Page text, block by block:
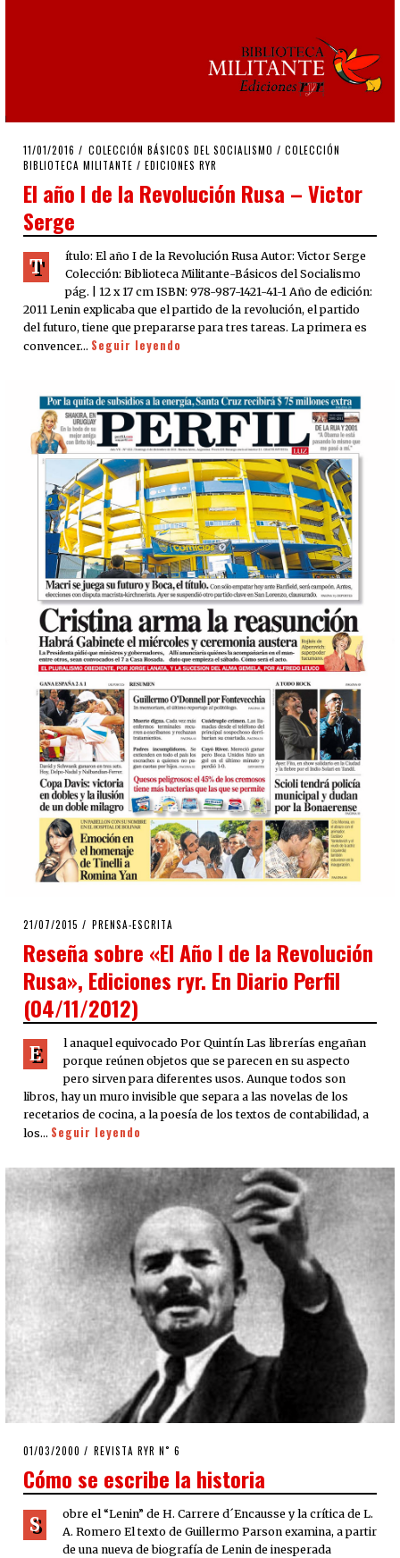
POSTED
ON
11/01/2016 16/11/2019
COLECCIÓN BÁSICOS DEL SOCIALISMO / COLECCIÓN
BIBLIOTECA MILITANTE / EDICIONES RYR
El año I de la Revolución Rusa – Victor
Serge
T
ítulo: El año I de la Revolución Rusa Autor: Victor Serge
Colección: Biblioteca Militante-Básicos del Socialismo
pág. | 12 x 17 cm ISBN: 978-987-1421-41-1 Año de edición:
2011 Lenin explicaba que el partido de la revolución, el partido
del futuro, tiene que prepararse para tres tareas. La primera es
convencer… Seguir leyendo
POSTED
21/07/2015 PRENSA-ESCRITA
Reseña sobre «El Año I de la Revolución
Rusa», Ediciones ryr. En Diario Perfil
(04/11/2012)
E
l anaquel equivocado Por Quintín Las librerías engañan
porque reúnen objetos que se parecen en su aspecto
pero sirven para diferentes usos. Aunque todos son
libros, hay un muro invisible que separa a las novelas de los
recetarios de cocina, a la poesía de los textos de contabilidad, a
los… Seguir leyendo
POSTED
01/03/2000 02/04/2020
REVISTA RYR N˚ 6
Cómo se escribe la historia
S
obre el “Lenin” de H. Carrere d´Encausse y la crítica de L.
A. Romero El texto de Guillermo Parson examina, a partir
de una nueva de biografía de Lenin de inesperada